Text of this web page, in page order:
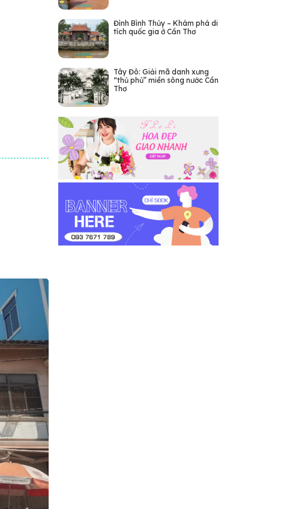
Đình Bình Thủy – Khám phá di
tích quốc gia ở Cần Thơ
Tây Đô: Giải mã danh xưng
“thủ phủ” miền sông nước Cần
Thơ